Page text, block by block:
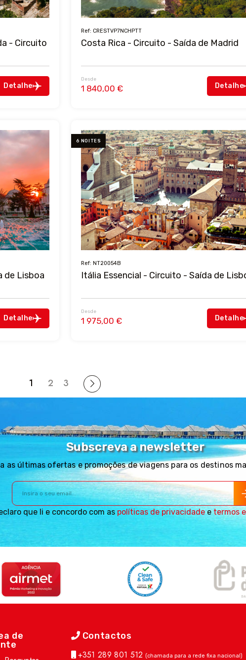
- Circuito
Detalhe
Ref: CRESTVP7NCHPTT
Costa Rica - Circuito - Saída de Madrid
Desde
1 840,00 € Detalhe
de Lisboa
Detalhe
6 NOITES
Ref: NT20054B
Itália Essencial - Circuito - Saída de
Desde
1 975,00 € Detalhe
1 2 3
Subscreva a newsletter
as últimas ofertas e promoções de viagens para os destinos
que li e concordo com as políticas de privacidadeetermos
de
Contactos
+351 289 801 512 (chamada para a rede fixa nacional)